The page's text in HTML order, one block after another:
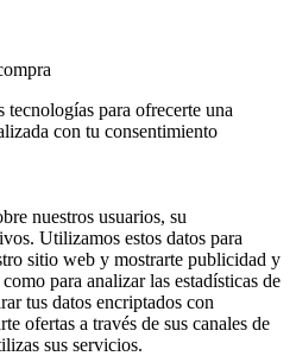
para ofrecerte una
con tu consentimiento
nuestros usuarios, su
Utilizamos estos datos para
sitio web y mostrarte publicidad y
para analizar las estadísticas de
tus datos encriptados con
ofertas a través de sus canales de
sus servicios.